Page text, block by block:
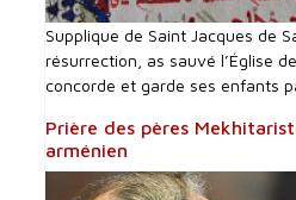
Supplique de Saint Jacques de
résurrection, as sauvé l’Église
concorde et garde ses enfants
Prière des pères
arménien